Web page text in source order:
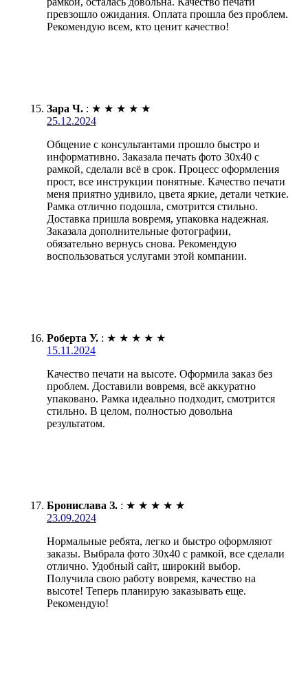
превзошло ожидания. Оплата прошла без проблем.
Рекомендую всем, кто ценит качество!
Зара Ч. : ★ ★ ★ ★ ★
25.12.2024
Общение с консультантами прошло быстро и
информативно. Заказала печать фото 30х40 с
рамкой, сделали всё в срок. Процесс оформления
прост, все инструкции понятные. Качество печати
меня приятно удивило, цвета яркие, детали четкие.
Рамка отлично подошла, смотрится стильно.
Доставка пришла вовремя, упаковка надежная.
Заказала дополнительные фотографии,
обязательно вернусь снова. Рекомендую
воспользоваться услугами этой компании.
Роберта У. : ★ ★ ★ ★ ★
15.11.2024
Качество печати на высоте. Оформила заказ без
проблем. Доставили вовремя, всё аккуратно
упаковано. Рамка идеально подходит, смотрится
стильно. В целом, полностью довольна
результатом.
Бронислава З. : ★ ★ ★ ★ ★
23.09.2024
Нормальные ребята, легко и быстро оформляют
заказы. Выбрала фото 30х40 с рамкой, все сделали
отлично. Удобный сайт, широкий выбор.
Получила свою работу вовремя, качество на
высоте! Теперь планирую заказывать еще.
Рекомендую!